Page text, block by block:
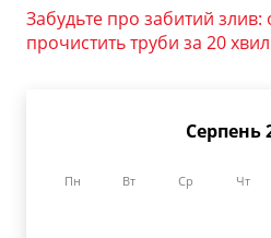
Забудьте про забитий злив:
прочистить труби за 20
Серпень
Пн Вт Ср Чт